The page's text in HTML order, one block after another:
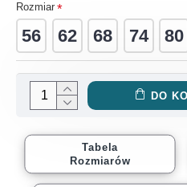
Rozmiar
56 62 68 74 80
DO
Tabela
Rozmiarów